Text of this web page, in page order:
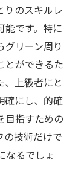
りのスキルレ
能です。特に
グリーン周り
とができるた
、上級者にと
確にし、的確
目指すための
の技術だけで
なるでしょ